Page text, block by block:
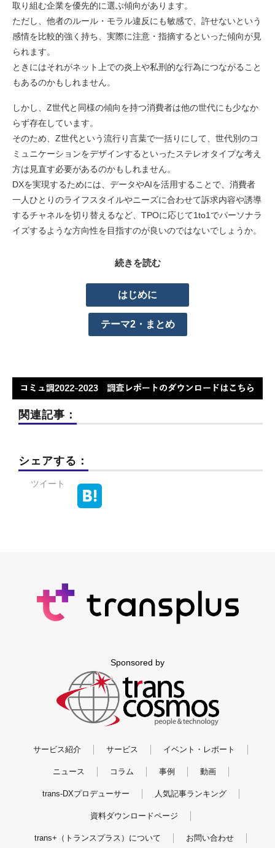
取り組む企業を優先的に選ぶ傾向があります。
ただし、他者のルール・モラル違反にも敏感で、許せないという
感情を比較的強く持ち、実際に注意・指摘するといった傾向が見
られます。
ときにはそれがネット上での炎上や私刑的な行為につながること
もあるのかもしれません。
しかし、Z世代と同様の傾向を持つ消費者は他の世代にも少なか
らず存在しています。
そのため、Z世代という流行り言葉で一括りにして、世代別のコ
ミュニケーションをデザインするといったステレオタイプな考え
方は見直す必要があるのかもしれません。
DXを実現するためには、データやAIを活用することで、消費者
一人ひとりのライフスタイルやニーズに合わせて訴求内容や誘導
するチャネルを切り替えるなど、TPOに応じて1to1でパーソナラ
イズするような方向性を目指すのが良いのではないでしょうか。
続きを読む
はじめに
テーマ2・まとめ
関連記事：
シェアする：
ツイート
Sponsored by
サービス紹介 サービス イベント・レポート
ニュース コラム 事例 動画
trans-DXプロデューサー 人気記事ランキング
資料ダウンロードページ
trans+（トランスプラス）について お問い合わせ